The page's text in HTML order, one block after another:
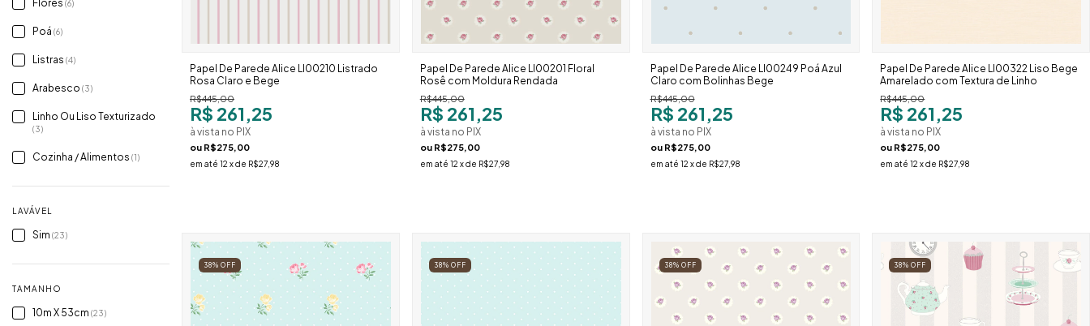
Flores (6)
Poá (6)
Listras (4)
Arabesco (3)
Linho Ou Liso Texturizado
(3)
Cozinha / Alimentos (1)
LAVÁVEL
Sim (23)
TAMANHO
10m X 53cm (23)
Papel De Parede Alice Ll00210 Listrado
Rosa Claro e Bege
R$445,00
R$ 261,25
à vista no PIX
ou R$275,00
em até 12 x de R$27,98
Papel De Parede Alice Ll00201 Floral
Rosê com Moldura Rendada
R$445,00
R$ 261,25
à vista no PIX
ou R$275,00
em até 12 x de R$27,98
Papel De Parede Alice Ll00249 Poá Azul
Claro com Bolinhas Bege
R$445,00
R$ 261,25
à vista no PIX
ou R$275,00
em até 12 x de R$27,98
Papel De Parede Alice Ll00322 Liso Bege
Amarelado com Textura de Linho
R$445,00
R$ 261,25
à vista no PIX
ou R$275,00
em até12 x de R$27,98
38% OFF 38% OFF 38% OFF 38%OFF